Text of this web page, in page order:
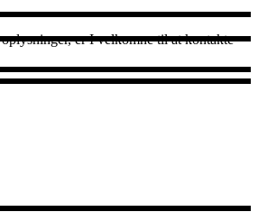
er I velkomne til at kontakte